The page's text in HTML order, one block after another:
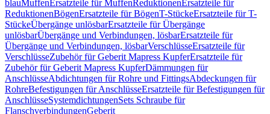
blauMuffenErsatzteile für MuffenReduktionenErsatzteile für
ReduktionenBögenErsatzteile für BögenT-StückeErsatzteile für T-
StückeÜbergänge unlösbarErsatzteile für Übergänge
unlösbarÜbergänge und Verbindungen, lösbarErsatzteile für
Übergänge und Verbindungen, lösbarVerschlüsseErsatzteile für
VerschlüsseZubehör für Geberit Mapress KupferErsatzteile für
Zubehör für Geberit Mapress KupferDämmungen für
AnschlüsseAbdichtungen für Rohre und FittingsAbdeckungen für
RohreBefestigungen für AnschlüsseErsatzteile für Befestigungen für
AnschlüsseSystemdichtungenSets Schraube für
FlanschverbindungenGeberit